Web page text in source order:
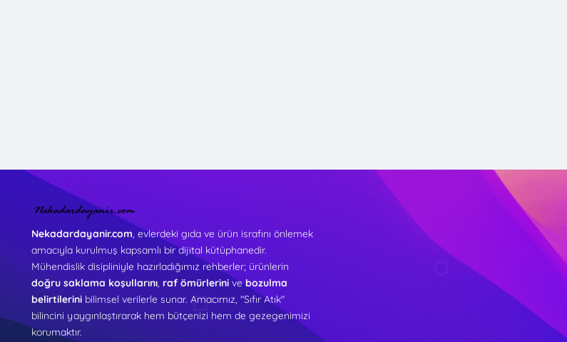
Nekadardayanir.com, evlerdeki gıda ve ürün israfını önlemek
amacıyla kurulmuş kapsamlı bir dijital kütüphanedir.
Mühendislik disipliniyle hazırladığımız rehberler; ürünlerin
doğru saklama koşullarını, raf ömürlerinivebozulma
belirtilerinibilimsel verilerle sunar. Amacımız, "Sıfır Atık"
bilincini yaygınlaştırarak hem bütçenizi hem de gezegenimizi
korumaktır.